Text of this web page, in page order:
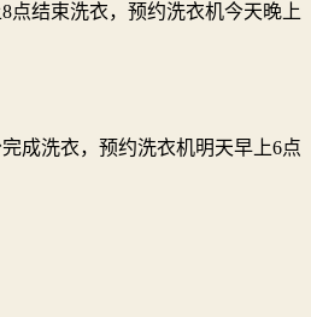
点结束洗衣，预约洗衣机今天晚上
成洗衣，预约洗衣机明天早上6点